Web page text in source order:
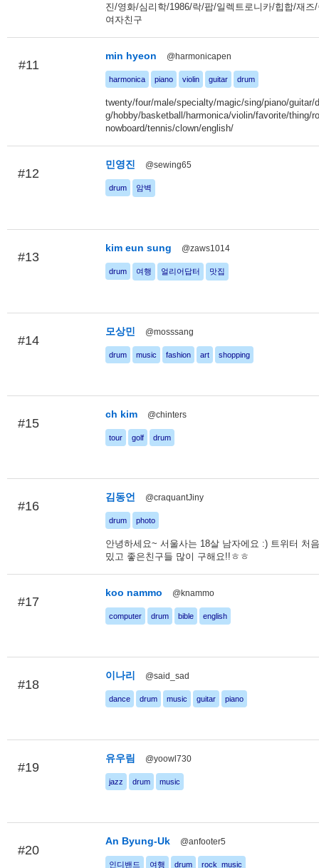
진/영화/심리학/1986/락/팝/일렉트로니카/힙합/재즈
여자친구
#11
min hyeon @harmonicapen
harmonica piano violin guitar drum
twenty/four/male/specialty/magic/sing/piano/guitar/
g/hobby/basketball/harmonica/violin/favorite/thing/
nowboard/tennis/clown/english/
#12
민영진 @sewing65
drum 암벽
#13
kim eun sung @zaws1014
drum 여행 얼리어답터 맛집
#14
모상민 @mosssang
drum music fashion art shopping
#15
ch kim @chinters
tour golf drum
#16
김동언 @craquantJiny
drum photo
안녕하세요~ 서울사는 18살 남자에요 :) 트위터 처
밌고 좋은친구들 많이 구해요!!ㅎㅎ
#17
koo nammo @knammo
computer drum bible english
#18
이나리 @said_sad
dance drum music guitar piano
#19
유우림 @yoowl730
jazz drum music
#20
An Byung-Uk @anfooter5
인디밴드 여행 drum rock_music